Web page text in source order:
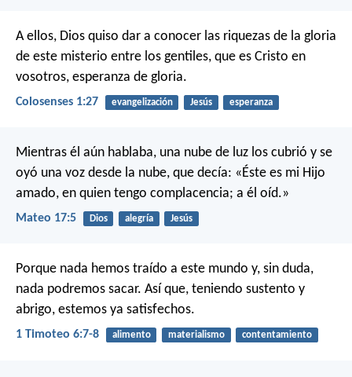
A ellos, Dios quiso dar a conocer las riquezas de la gloria
de este misterio entre los gentiles, que es Cristo en
vosotros, esperanza de gloria.
Colosenses 1:27 evangelización Jesús esperanza
Mientras él aún hablaba, una nube de luz los cubrió y se
oyó una voz desde la nube, que decía: «Éste es mi Hijo
amado, en quien tengo complacencia; a él oíd.»
Mateo 17:5 Dios alegría Jesús
Porque nada hemos traído a este mundo y, sin duda,
nada podremos sacar. Así que, teniendo sustento y
abrigo, estemos ya satisfechos.
1 Timoteo 6:7-8 alimento materialismo contentamiento